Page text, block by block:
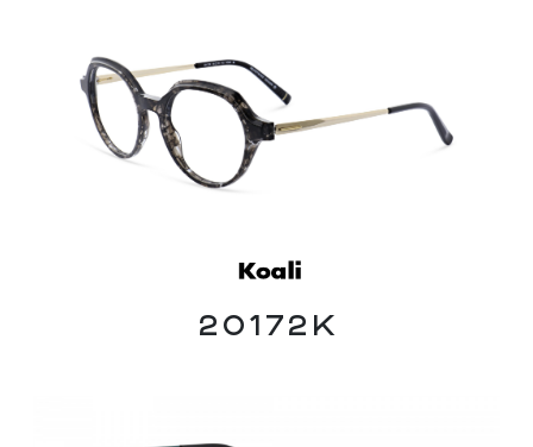
20172K